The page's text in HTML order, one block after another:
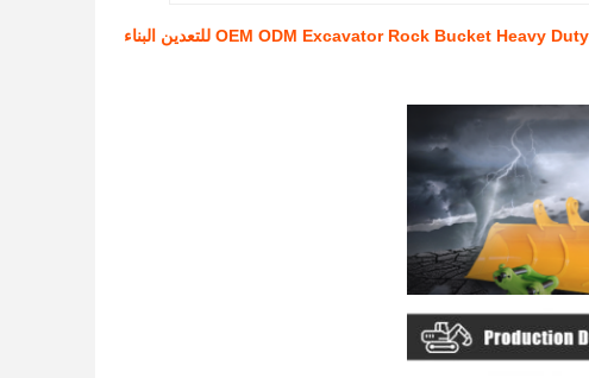
OEM ODM Excavator Rock Bucket Heavy Duty للتعدين البناء